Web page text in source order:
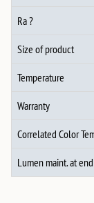
Ra ?
Size of product
Temperature
Warranty
Correlated Color
Lumen maint. at end